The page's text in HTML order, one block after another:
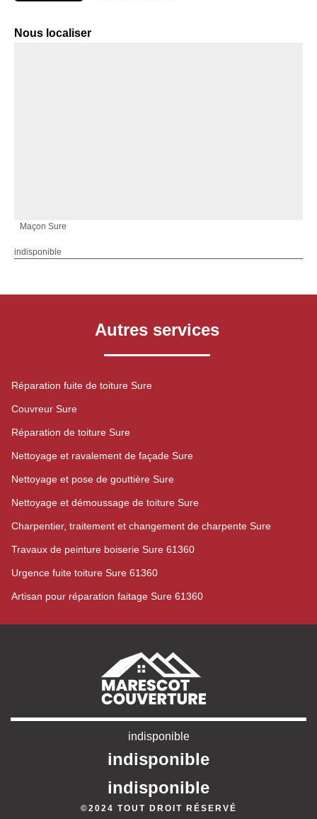
Nous localiser
Maçon Sure
indisponible
Autres services
Réparation fuite de toiture Sure
Couvreur Sure
Réparation de toiture Sure
Nettoyage et ravalement de façade Sure
Nettoyage et pose de gouttière Sure
Nettoyage et démoussage de toiture Sure
Charpentier, traitement et changement de charpente Sure
Travaux de peinture boiserie Sure 61360
Urgence fuite toiture Sure 61360
Artisan pour réparation faitage Sure 61360
indisponible
indisponible
indisponible
©2024 TOUT DROIT RÉSERVÉ